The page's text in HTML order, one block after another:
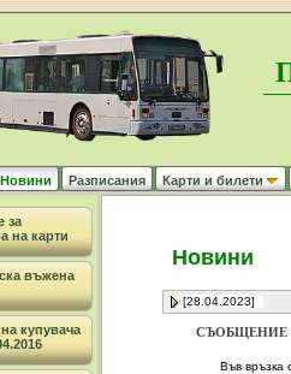
Новини Разписания Карти и билети
за
на карти
въжена
купувача
Новини
[28.04.2023]
СЪОБЩЕНИЕ
Във връзка